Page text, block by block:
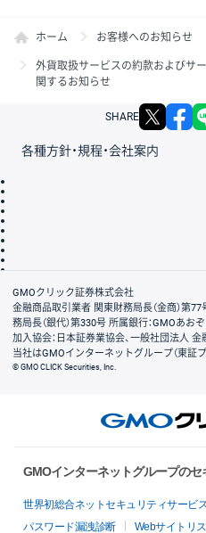
ホーム お客様へのお知らせ
外貨取扱サービスの約款およびサ
関するお知らせ
SHARE X
各種方針・規程・会社案内
会社案内
GMOクリック証券株式会社
金融商品取引業者 関東財務局長（金商）第
務局長（銀代）第330号 所属銀行：GMOあお
加入協会：日本証券業協会、一般社団法人
当社はGMOインターネットグループ（東証
© GMO CLICK Securities, Inc.
GMOインターネットグループの
世界初総合ネットセキュリティサービ
パスワード漏洩診断
Webサイトリ